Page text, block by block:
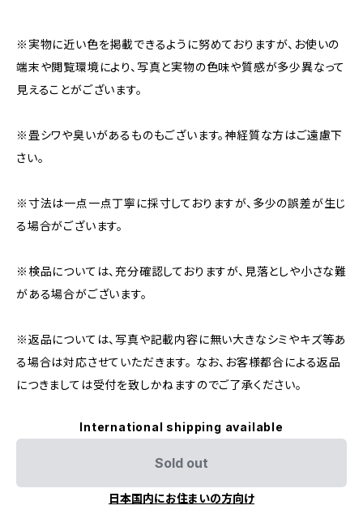
※実物に近い色を掲載できるように努めておりますが、お使いの
端末や閲覧環境により、写真と実物の色味や質感が多少異なって
見えることがございます。
※畳シワや臭いがあるものもございます。神経質な方はご遠慮下
さい。
※寸法は一点一点丁寧に採寸しておりますが、多少の誤差が生じ
る場合がございます。
※検品については、充分確認しておりますが、見落としや小さな難
がある場合がございます。
※返品については、写真や記載内容に無い大きなシミやキズ等あ
る場合は対応させていただきます。 なお、お客様都合による返品
につきましては受付を致しかねますのでご了承ください。
International shipping available
Sold out
日本国内にお住まいの方向け